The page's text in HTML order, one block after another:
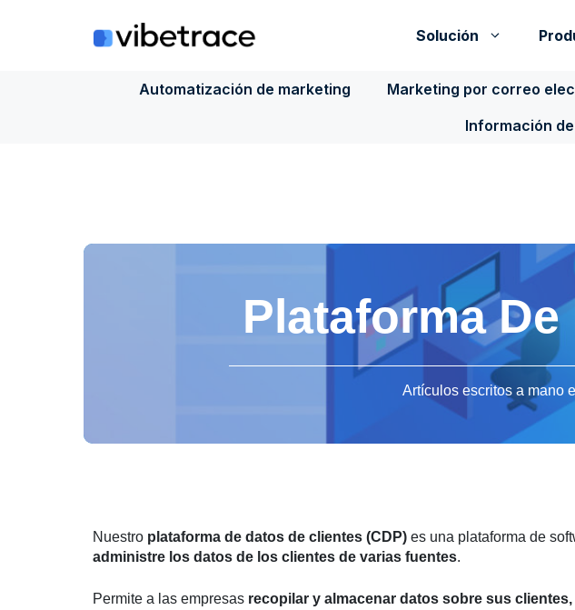
Solución
Automatización de marketing Marketing por correo
Información
Plataforma
Artículos escritos a mano
Nuestro plataforma de datos de clientes (CDP) es una plataforma de
administre los datos de los clientes de varias fuentes.
Permite a las empresas recopilar y almacenar datos sobre sus